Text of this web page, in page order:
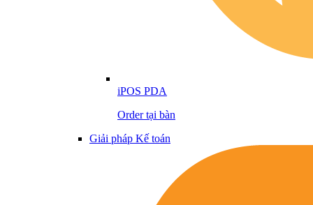
iPOS PDA
Order tại bàn
Giải pháp Kế toán